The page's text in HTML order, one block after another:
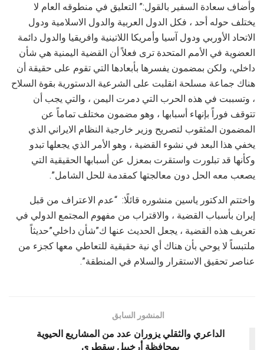
وأضاف سعادة السفير بالقول:” التعليق في منطوقه العام لا
يختلف حوله أحد ، فكل الدول العربية والدول الاسلامية ودول
الاتحاد الأوربي ودول آسيا وأمريكا اللاتينية وافريقيا والدول دائمة
العضوية في الأمم المتحدة ترى فعلاً أن القضية اليمنية هي شأن
داخلي، ولكن بمضمون يفسرها بأبعادها التي تقوم على حقيقة أن
هناك جماعة مسلحة انقلبت على الشرعية الدستورية بقوة السلاح
، وتسببت في هذه الحرب التي دمرت اليمن ، والتي يجب أن
تتوقف فوراً بإنهاء أسبابها ، وهو مضمون مختلف تماماً عن
المضمون المثقوب لتصريح وزير خارجية النظام الايراني الذي
يخفي هذا البعد في نشوء القضية ، وهو الأمر الذي يجعلها تبدو
وكأنها قد تبلورت واستقرت بمعزل عن أسبابها الحقيقية التي
يصعب معه الحل دون معالجتها كمقدمة للحل الشامل”.
واختتم الدكتور ياسين منشوره قائلًا: “عدم الاعتراف من قبل
إيران بأسباب القضية ، والاقتراب من مفهوم المجتمع الدولي في
تعريف هذه القضية ، يجعل الحديث عنها ك”شأن داخلي”حديثاً
ملتبساً لا يوحي بأن هناك أي نية حقيقية للتعاطي معها كجزء من
عناصر تحقيق الاستقرار والسلام في المنطقة”.
المنشور السابق
الداعري والثقلي يزوران عدد من المشاريع الحيوية
بمحافظة أرخبيل سقطرى